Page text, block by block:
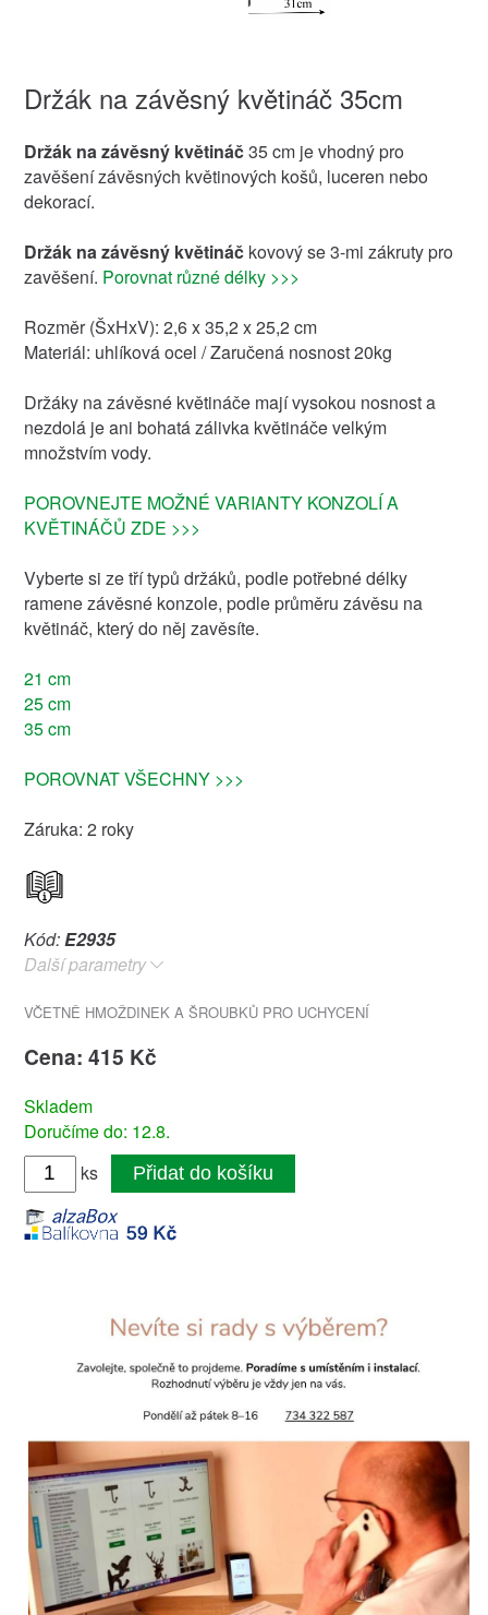
Držák na závěsný květináč 35cm
Držák na závěsný květináč35 cm je vhodný pro
zavěšení závěsných květinových košů, luceren nebo
dekorací.
Držák na závěsný květináč kovový se 3-mi zákruty pro
zavěšení. Porovnat různé délky >>>
Rozměr (ŠxHxV): 2,6 x 35,2 x 25,2 cm
Materiál: uhlíková ocel / Zaručená nosnost 20kg
Držáky na závěsné květináče mají vysokou nosnost a
nezdolá je ani bohatá zálivka květináče velkým
množstvím vody.
POROVNEJTE MOŽNÉ VARIANTY KONZOLÍ A
KVĚTINÁČŮ ZDE >>>
Vyberte si ze tří typů držáků, podle potřebné délky
ramene závěsné konzole, podle průměru závěsu na
květináč, který do něj zavěsíte.
21 cm
25 cm
35 cm
POROVNAT VŠECHNY >>>
Záruka: 2 roky
Kód:E2935
Další parametry
VČETNĚ HMOŽDINEK A ŠROUBKŮ PRO UCHYCENÍ
Cena: 415 Kč
Skladem
Doručíme do: 12.8.
ks
Přidat do košíku